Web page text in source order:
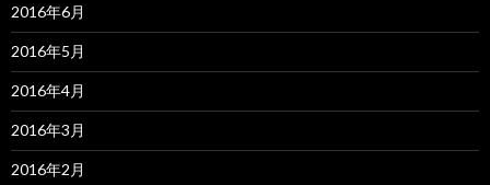
2016年6月
2016年5月
2016年4月
2016年3月
2016年2月